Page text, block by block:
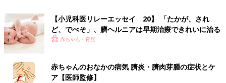
【小児科医リレーエッセイ 20】 「たかが、され
ど、でべそ」、臍ヘルニアは早期治療できれいに治る
赤ちゃん・育児
赤ちゃんのおなかの病気 臍炎・臍肉芽腫の症状とケ
ア【医師監修】